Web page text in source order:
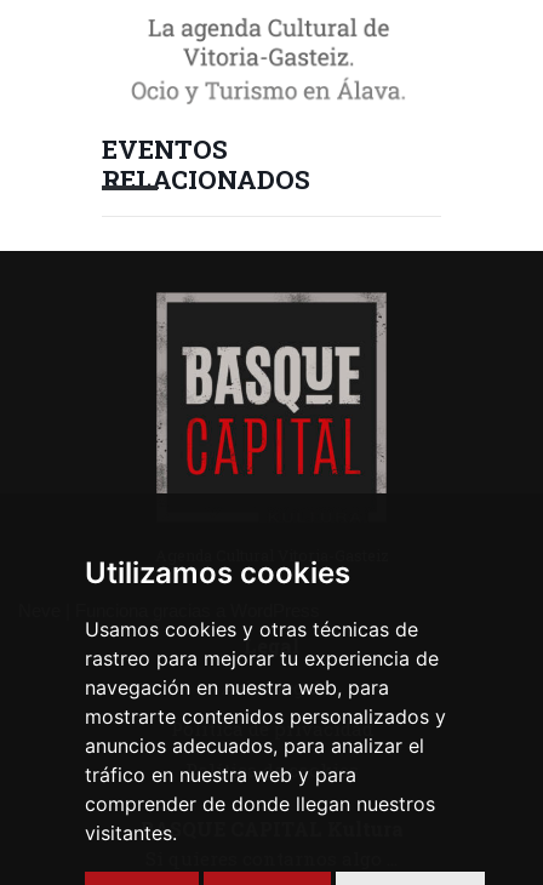
Utilizamos cookies
Usamos cookies y otras técnicas de
rastreo para mejorar tu experiencia de
navegación en nuestra web, para
mostrarte contenidos personalizados y
anuncios adecuados, para analizar el
tráfico en nuestra web y para
comprender de donde llegan nuestros
visitantes.
EVENTOS
RELACIONADOS
Legal
Aviso legal
Política de privacidad
Política de cookies
BASQUE CAPITAL Kultura